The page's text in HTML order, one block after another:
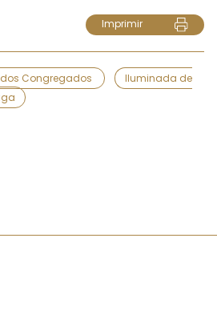
Imprimir
Congregados
Iluminada de